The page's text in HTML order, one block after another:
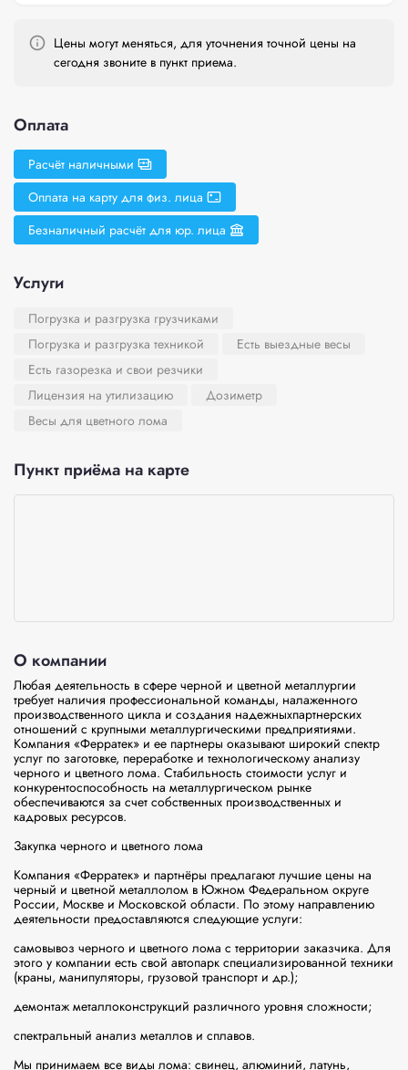
Цены могут меняться, для уточнения точной цены на
сегодня звоните в пункт приема.
Оплата
Расчёт наличными
Оплата на карту для физ. лица
Безналичный расчёт для юр. лица
Услуги
Погрузка и разгрузка грузчиками
Погрузка и разгрузка техникой
Есть выездные весы
Есть газорезка и свои резчики
Лицензия на утилизацию
Дозиметр
Весы для цветного лома
Пункт приёма на карте
О компании
Любая деятельность в сфере черной и цветной металлургии
требует наличия профессиональной команды, налаженного
производственного цикла и создания надежныхпартнерских
отношений с крупными металлургическими предприятиями.
Компания «Ферратек» и ее партнеры оказывают широкий спектр
услуг по заготовке, переработке и технологическому анализу
черного и цветного лома. Стабильность стоимости услуг и
конкурентоспособность на металлургическом рынке
обеспечиваются за счет собственных производственных и
кадровых ресурсов.
Закупка черного и цветного лома
Компания «Ферратек» и партнёры предлагают лучшие цены на
черный и цветной металлолом в Южном Федеральном округе
России, Москве и Московской области. По этому направлению
деятельности предоставляются следующие услуги:
самовывоз черного и цветного лома с территории заказчика. Для
этого у компании есть свой автопарк специализированной техники
(краны, манипуляторы, грузовой транспорт и др.);
демонтаж металлоконструкций различного уровня сложности;
спектральный анализ металлов и сплавов.
Мы принимаем все виды лома: свинец, алюминий, латунь,